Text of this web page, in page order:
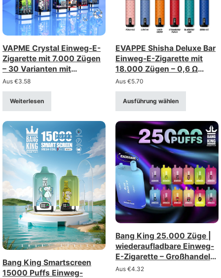
VAPME Crystal Einweg-E-
Zigarette mit 7.000 Zügen
– 30 Varianten mit
wiederaufladbarem Typ-C-
Anschluss
Aus €3.58
Weiterlesen
EVAPPE Shisha Deluxe Bar
Einweg-E-Zigarette mit
18.000 Zügen – 0,6 Ω
Mesh-Spule,
wiederaufladbar (Stärke 0–
5%)
Aus €5.70
Ausführung wählen
Bang King Smartscreen
15000 Puffs Einweg-
Bang King 25.000 Züge |
wiederaufladbare Einweg-
E-Zigarette – Großhandel
(Stärken: 0%, 2%, 3%, 5%)
Aus €4.32